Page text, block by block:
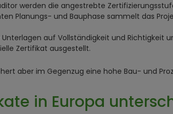
werden die angestrebte
Planungs- und Bauphase sammelt das
auf Vollständigkeit und Richtigkeit
Zertifikat ausgestellt.
aber im Gegenzug eine hohe Bau- und
in Europa